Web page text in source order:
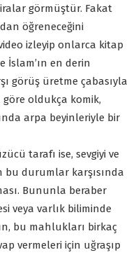
görmüştür. Fakat
öğreneceğini
izleyip onlarca kitap
İslam’ın en derin
görüş üretme çabasıyla
oldukça komik,
arpa beyinleriyle bir
tarafı ise, sevgiyi ve
bu durumlar karşısında
Bununla beraber
veya varlık biliminde
bu mahlukları birkaç
vermeleri için uğraşıp